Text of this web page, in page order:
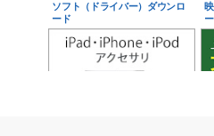
ソフト（ドライバー）ダウンロ
ード